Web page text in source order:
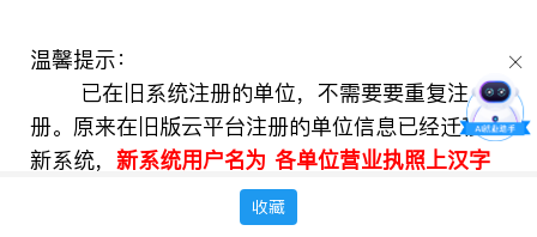
温馨提示：
已在旧系统注册的单位，不需要要重复注
册。原来在旧版云平台注册的单位信息已经迁移到
新系统， 新系统用户名为 各单位营业执照上汉字
单位中文全称（或18位数字统一社会信用代
码），初始密码是统一社会信用代码后6位
收藏